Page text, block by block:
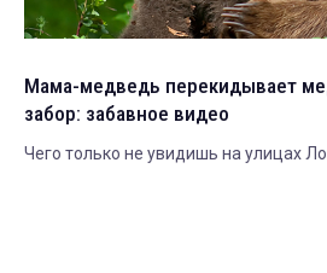
Мама-медведь перекидывает
забор: забавное видео
Чего только не увидишь на улицах